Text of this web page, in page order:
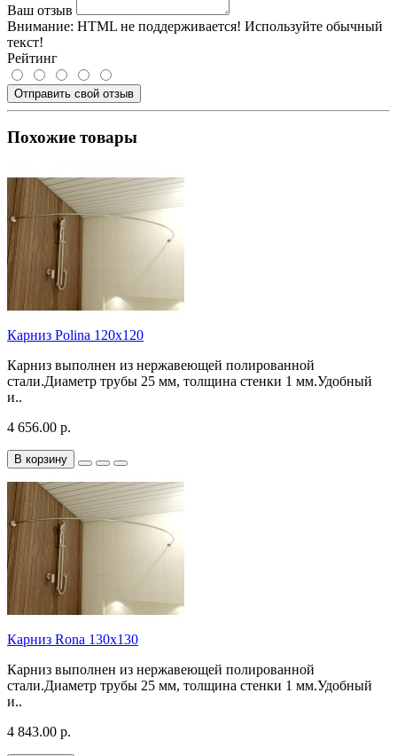
Ваш отзыв
Внимание: HTML не поддерживается! Используйте обычный
текст!
Рейтинг
Отправить свой отзыв
Похожие товары
Карниз Polina 120x120
Карниз выполнен из нержавеющей полированной
стали.Диаметр трубы 25 мм, толщина стенки 1 мм.Удобный
и..
4 656.00 р.
В корзину
Карниз Rona 130х130
Карниз выполнен из нержавеющей полированной
стали.Диаметр трубы 25 мм, толщина стенки 1 мм.Удобный
и..
4 843.00 р.